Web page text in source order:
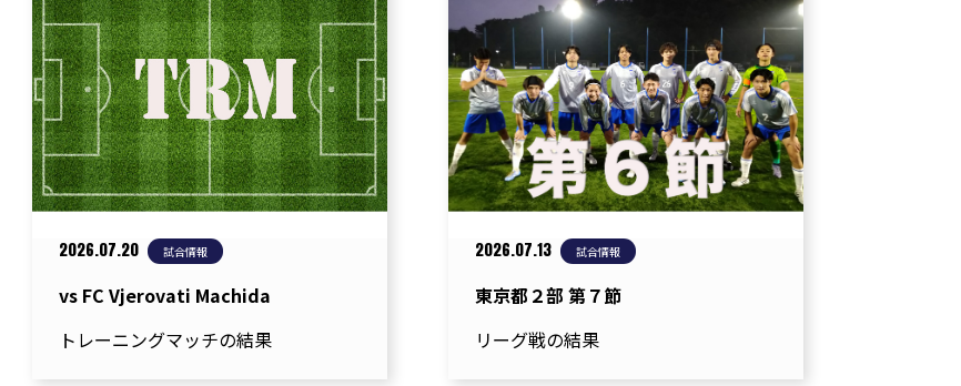
2026.07.20 試合情報
vs FC Vjerovati Machida
トレーニングマッチの結果
2026.07.13 試合情報
東京都２部 第７節
リーグ戦の結果